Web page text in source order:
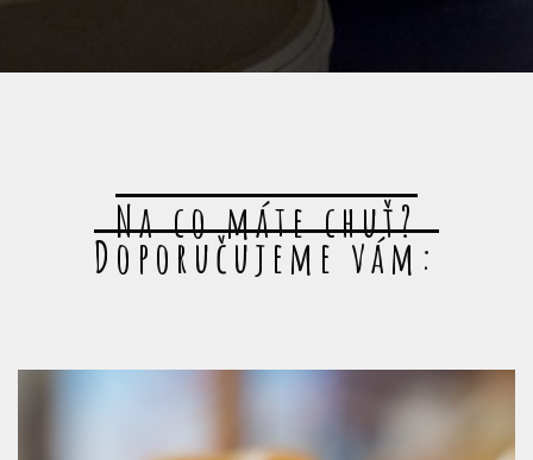
Na co máte chuť?
Doporučujeme vám: